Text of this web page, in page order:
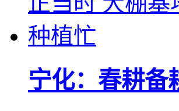
宁化：春耕备